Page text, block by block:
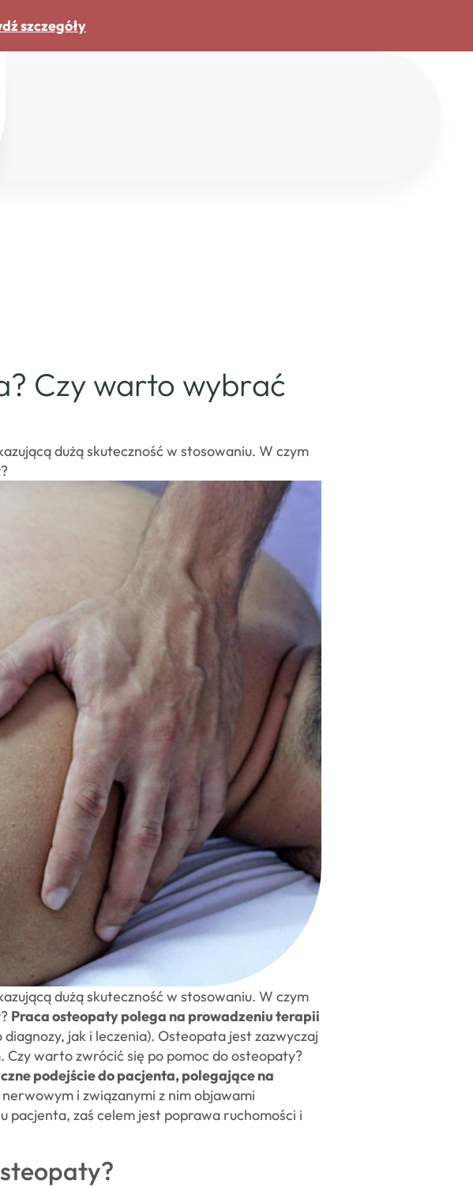
szczegóły
Czy warto wybrać
dużą skuteczność w stosowaniu. W czym
dużą skuteczność w stosowaniu. W czym
Praca osteopaty polega na prowadzeniu terapii
diagnozy, jak i leczenia). Osteopata jest zazwyczaj
warto zwrócić się po pomoc do osteopaty?
podejście do pacjenta, polegające na
i związanymi z nim objawami
pacjenta, zaś celem jest poprawa ruchomości i